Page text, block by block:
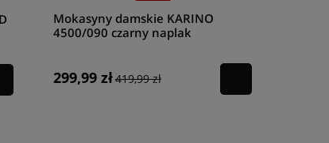
Mokasyny damskie KARINO
4500/090 czarny naplak
299,99 zł419,99 zł